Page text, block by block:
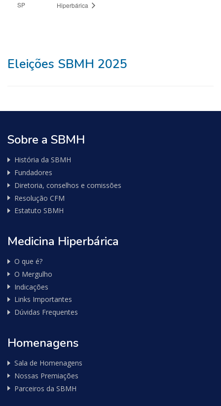
SP
Hiperbárica
Eleições SBMH 2025
Sobre a SBMH
História da SBMH
Fundadores
Diretoria, conselhos e comissões
Resolução CFM
Estatuto SBMH
Medicina Hiperbárica
O que é?
O Mergulho
Indicações
Links Importantes
Dúvidas Frequentes
Homenagens
Sala de Homenagens
Nossas Premiações
Parceiros da SBMH